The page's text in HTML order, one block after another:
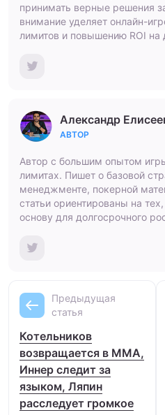
принимать верные решения
внимание уделяет онлайн-
лимитов и повышению ROI на
Александр
АВТОР
Автор с большим опытом
лимитах. Пишет о базовой
менеджменте, покерной
статьи ориентированы на
основу для долгосрочного
Предыдущая
статья
Котельников
возвращается в ММА,
Иннер следит за
языком, Ляпин
расследует громкое